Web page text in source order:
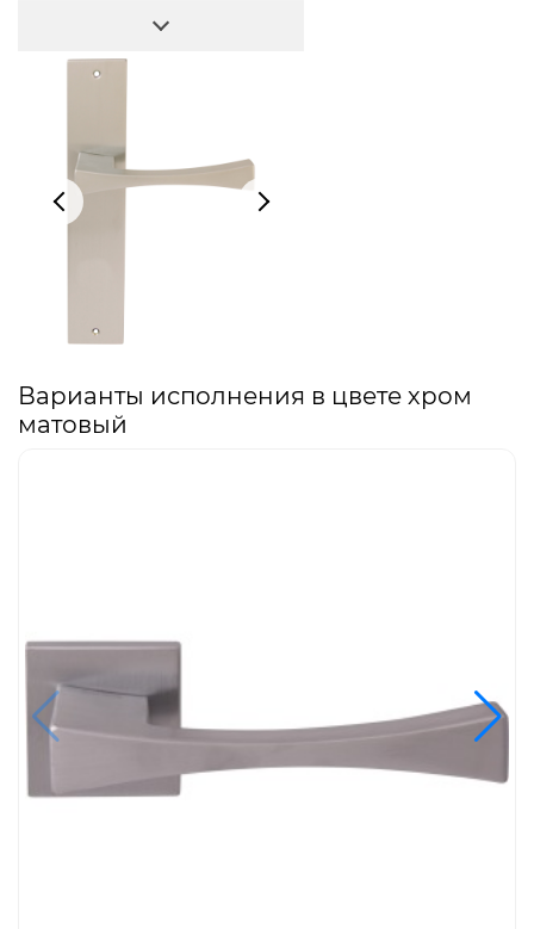
Варианты исполнения в цвете хром
матовый